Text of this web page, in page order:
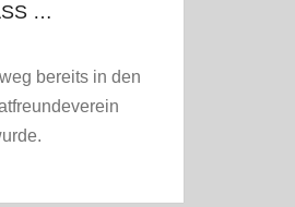
…
bereits in den